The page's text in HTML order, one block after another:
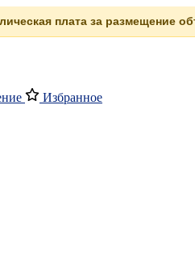
плата за размещение
Избранное